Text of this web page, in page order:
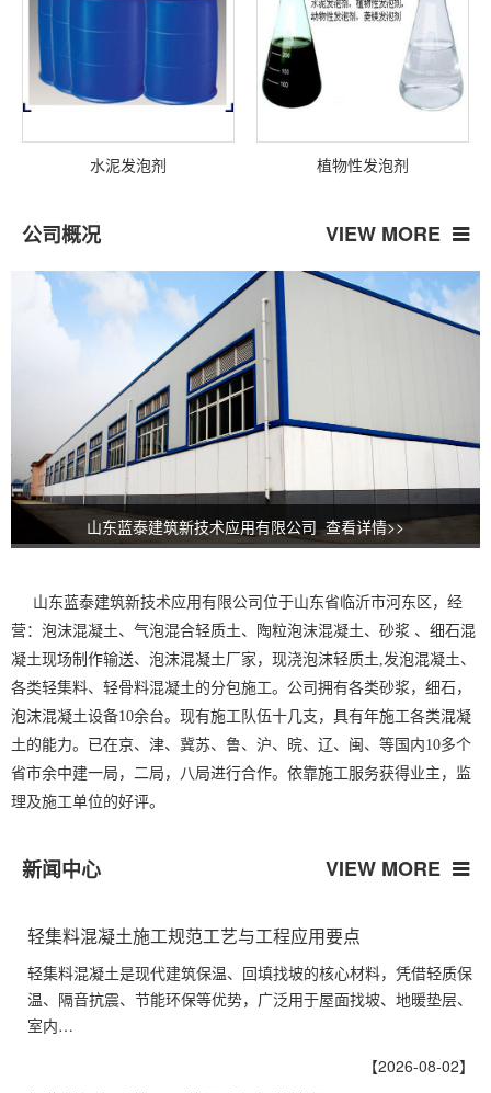
水泥发泡剂 植物性发泡剂
公司概况 VIEW MORE
山东蓝泰建筑新技术应用有限公司 查看详情>>
山东蓝泰建筑新技术应用有限公司位于山东省临沂市河东区，经
营： 泡沫混凝土、 气泡混合轻质土、
陶粒泡沫混凝土、砂浆 、细石混
凝土现场制作输送、泡沫混凝土厂家，现浇泡沫轻质土,发泡混凝土、
各类轻集料、轻骨料混凝土的分包施工。公司拥有各类砂浆，细石，
泡沫混凝土设备10余台。现有施工队伍十几支，具有年施工各类混凝
土的能力。已在京、津、冀苏、鲁、沪、晥、辽、闽、等国内10多个
省市余中建一局，二局，八局进行合作。依靠施工服务获得业主，监
理及施工单位的好评。
新闻中心 VIEW MORE
轻集料混凝土施工规范工艺与工程应用要点
轻集料混凝土是现代建筑保温、回填找坡的核心材料，凭借轻质保
温、隔音抗震、节能环保等优势，广泛用于屋面找坡、地暖垫层、
室内…
【2026-08-02】